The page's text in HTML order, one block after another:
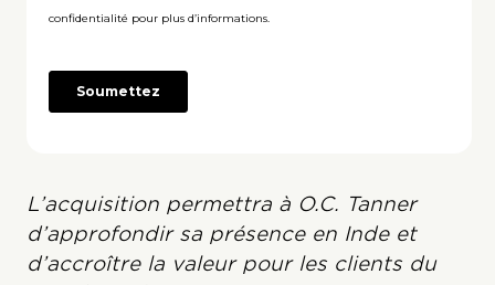
L’acquisition permettra à O.C. Tanner
d’approfondir sa présence en Inde et
d’accroître la valeur pour les clients du